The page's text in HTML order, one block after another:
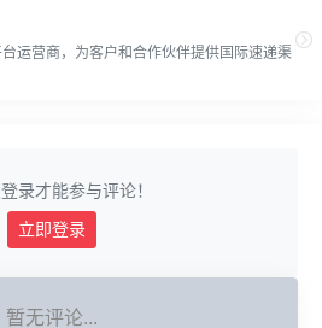
运营商，为客户和合作伙伴提供国际速递渠
录才能参与评论！
立即登录
暂无评论...